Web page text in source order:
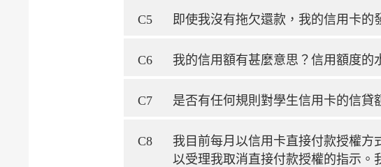
C5 即使我沒有拖欠還款，我的信用卡的
C6 我的信用額有甚麼意思？信用額度的
C7 是否有任何規則對學生信用卡的信貸
C8
我目前每月以信用卡直接付款授權方
以受理我取消直接付款授權的指示。